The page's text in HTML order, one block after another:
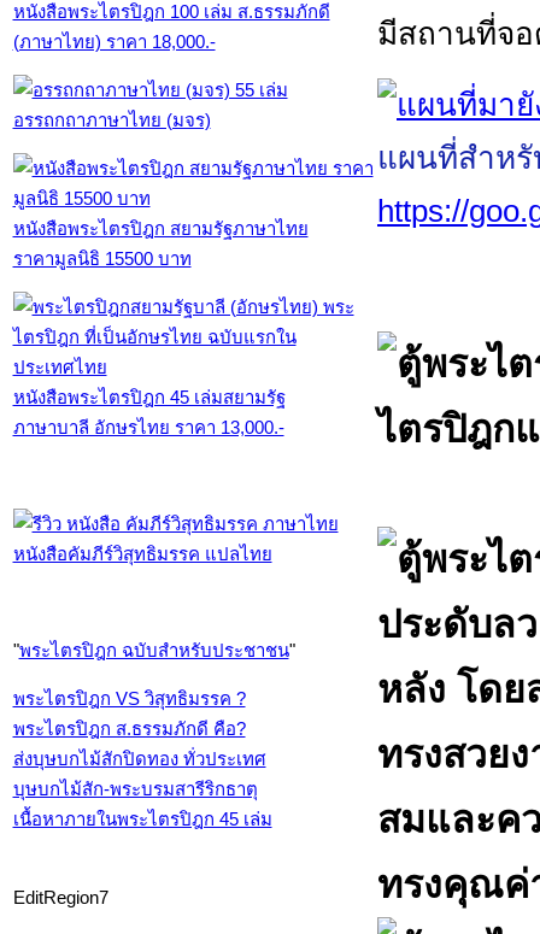
หนังสือพระไตรปิฎก 100 เล่ม ส.ธรรมภักดี
(ภาษาไทย) ราคา 18,000.-
อรรถกถาภาษาไทย (มจร)
หนังสือพระไตรปิฎก สยามรัฐภาษาไทย
ราคามูลนิธิ 15500 บาท
หนังสือพระไตรปิฎก 45 เล่มสยามรัฐ
ภาษาบาลี อักษรไทย ราคา 13,000.-
หนังสือคัมภีร์วิสุทธิมรรค แปลไทย
"พระไตรปิฎก ฉบับสำหรับประชาชน"
พระไตรปิฎก VS วิสุทธิมรรค ?
พระไตรปิฎก ส.ธรรมภักดี คือ?
ส่งบุษบกไม้สักปิดทอง ทั่วประเทศ
บุษบกไม้สัก-พระบรมสารีริกธาตุ
เนื้อหาภายในพระไตรปิฎก 45 เล่ม
EditRegion7
มีสถานที่จ
แผนที่สำหรั
https://